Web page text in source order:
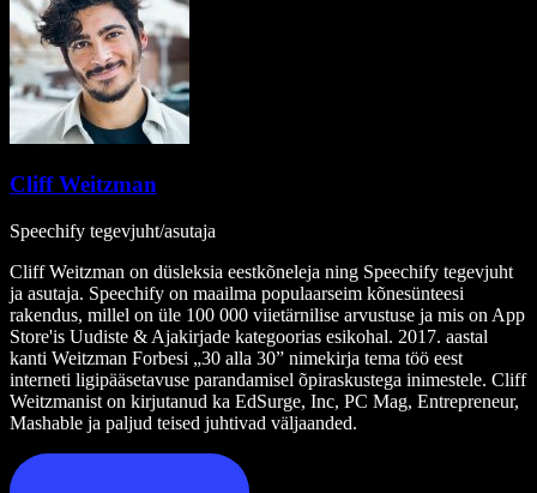
Cliff Weitzman
Speechify tegevjuht/asutaja
Cliff Weitzman on düsleksia eestkõneleja ning Speechify tegevjuht
ja asutaja. Speechify on maailma populaarseim kõnesünteesi
rakendus, millel on üle 100 000 viietärnilise arvustuse ja mis on App
Store'is Uudiste & Ajakirjade kategoorias esikohal. 2017. aastal
kanti Weitzman Forbesi „30 alla 30” nimekirja tema töö eest
interneti ligipääsetavuse parandamisel õpiraskustega inimestele. Cliff
Weitzmanist on kirjutanud ka EdSurge, Inc, PC Mag, Entrepreneur,
Mashable ja paljud teised juhtivad väljaanded.